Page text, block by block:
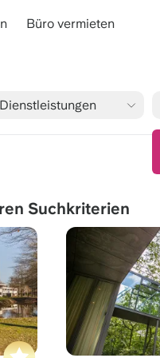
Büro vermieten
9.1/10
Dienstleistungen
Suchkriterien